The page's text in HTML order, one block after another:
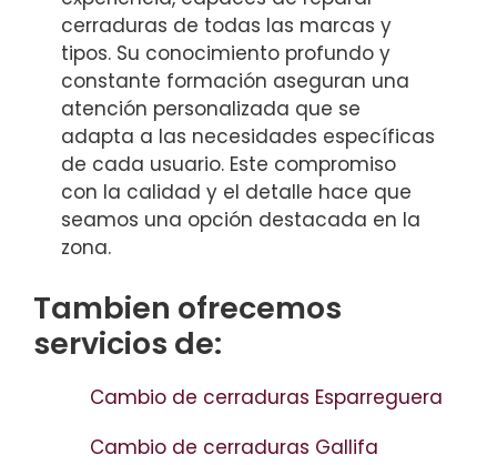
cerraduras de todas las marcas y
tipos. Su conocimiento profundo y
constante formación aseguran una
atención personalizada que se
adapta a las necesidades específicas
de cada usuario. Este compromiso
con la calidad y el detalle hace que
seamos una opción destacada en la
zona.
Tambien ofrecemos
servicios de:
Cambio de cerraduras Esparreguera
Cambio de cerraduras Gallifa